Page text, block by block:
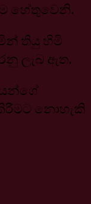
හේතුවෙනි.
තියු හිමි
ලැබ ඇත.
කිරීමට නොහැකි